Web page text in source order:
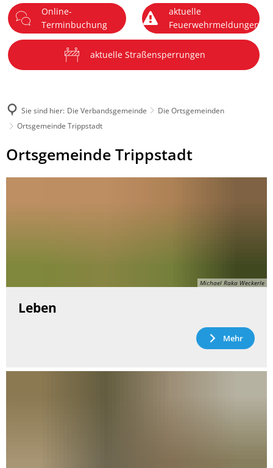
Menü
Online-
Terminbuchung
aktuelle
Feuerwehrmeldungen
aktuelle Straßensperrungen
Sie sind hier: Die Verbandsgemeinde
Die Ortsgemeinden
Ortsgemeinde Trippstadt
Ortsgemeinde
Trippstadt
Ortsgemeinde Trippstadt
Michael Raka Weckerle
Leben
Mehr